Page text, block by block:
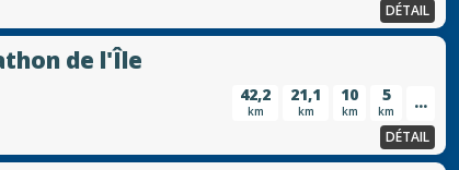
DÉTAIL
de l'Île
42,2
km
21,1
km
10
km
5
km ...
DÉTAIL